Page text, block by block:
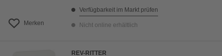
Merken
Verfügbarkeit im Markt prüfen
Nicht online erhältlich
REV-RITTER